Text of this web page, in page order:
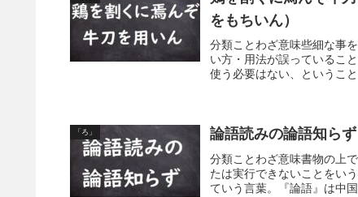
をもちいん）
分類ことわざ意味些細な事
い方・用法が誤っているこ
使う必要はない、というこ
「ろ」 論語読みの論語知ら
分類ことわざ意味書物の上
たは実行できないことをい
ていう言葉。『論語』は中